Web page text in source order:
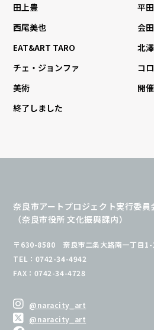
田上豊
平
西尾美也
会
EAT&ART TARO
北
チェ・ジョンファ
コ
美術
開
終了しました
奈良市アートプロジェクト実行委員
（奈良市役所 文化振興課内）
〒630-8580 奈良市二条大路南一丁目1-
TEL：0742-34-4942
FAX：0742-34-4728
@naracity_art
@naracity_art